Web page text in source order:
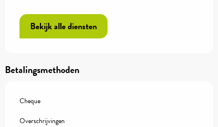
Bekijk alle diensten
Betalingsmethoden
Cheque
Overschrijvingen